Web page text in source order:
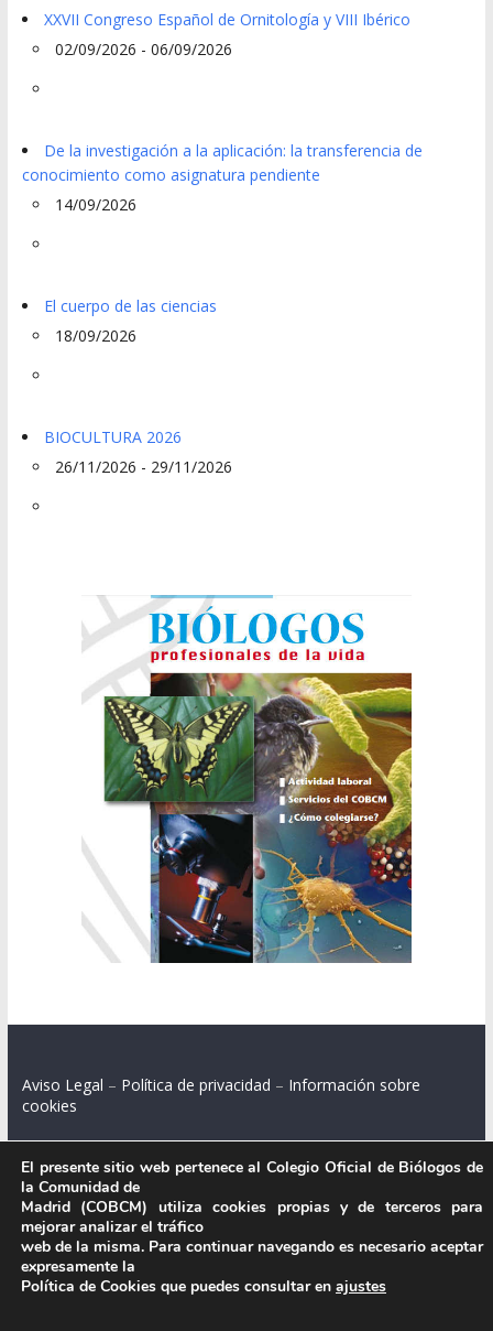
XXVII Congreso Español de Ornitología y VIII Ibérico
02/09/2026 - 06/09/2026
De la investigación a la aplicación: la transferencia de
conocimiento como asignatura pendiente
14/09/2026
El cuerpo de las ciencias
18/09/2026
BIOCULTURA 2026
26/11/2026 - 29/11/2026
Aviso Legal – Política de privacidad – Información sobre
cookies
Colegio Oficial de Biólogos de la Comunidad de Madrid.
C/ Santa Engracia 108, 2º int.izq. 28003 Madrid.
El presente sitio web pertenece al Colegio Oficial de Biólogos de
la Comunidad de
Madrid (COBCM) utiliza cookies propias y de terceros para
mejorar analizar el tráfico
web de la misma. Para continuar navegando es necesario aceptar
expresamente la
Política de Cookies que puedes consultar en ajustes